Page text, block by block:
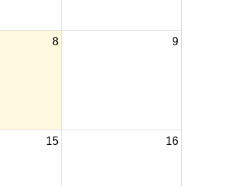
8 9
15 16